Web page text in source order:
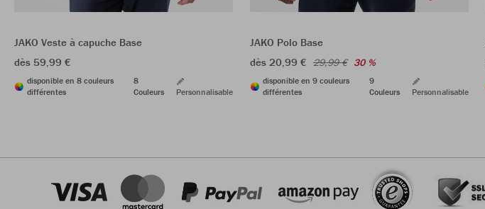
JAKO Veste à capuche Base
dès 59,99 €
disponible en 8 couleurs
différentes
8
Couleurs
Personnalisable
JAKO Polo Base
dès 20,99 € 29,99 € 30 %
disponible en 9 couleurs
différentes
9
Couleurs
Personnalisable